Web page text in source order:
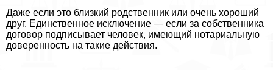
Даже если это близкий родственник или очень хороший
друг. Единственное исключение — если за собственника
договор подписывает человек, имеющий нотариальную
доверенность на такие действия.